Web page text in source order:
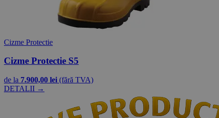
Cizme Protectie
Cizme Protectie S5
de la 7.900,00 lei (fără TVA)
DETALII →